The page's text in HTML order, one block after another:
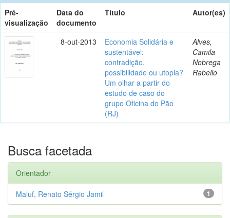
Pré-
visualização
Data do
documento
Título Autor(es)
8-out-2013
Economia Solidária e
sustentável:
contradição,
possibilidade ou utopia?
Um olhar a partir do
estudo de caso do
grupo Oficina do Pão
(RJ)
Alves,
Camila
Nobrega
Rabello
Busca facetada
Orientador
1
Maluf, Renato Sérgio Jamil